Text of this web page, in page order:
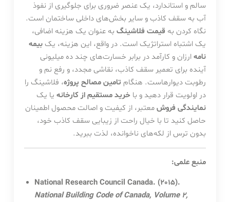
سالم و استاندارد، یک عنصر ضروری برای جلوگیری از نفوذ
آب به سقف کاذب و سایر بخش‌های داخلی ساختمان است.
نگاه کردن به قیمت فلاشینگبه عنوان یک هزینه اضافی،
یک اشتباه استراتژیک است. در واقع، این هزینه، یک بیمه
نامهارزان و کارآمد در برابر خسارت‌های چند ده میلیونی
آینده برای تعمیر سقف کاذب، نقاشی مجدد، و رفع نم و
رطوبت دیوارهاست. هنگام تامین مصالح پروژه، فلاشینگ را
در اولویت قرار دهید و با خرید مستقیم از کارخانهیا یک
نمایندگی فروشمعتبر، از کیفیت و اصالت محصول اطمینان
حاصل کنید تا با خیال راحت از زیبایی سقف کاذب خود،
بدون ترس از لکه‌های ناخوانده، لذت ببرید.
منبع علمی:
National Research Council Canada. (2015).
National Building Code of Canada, Volume 2,